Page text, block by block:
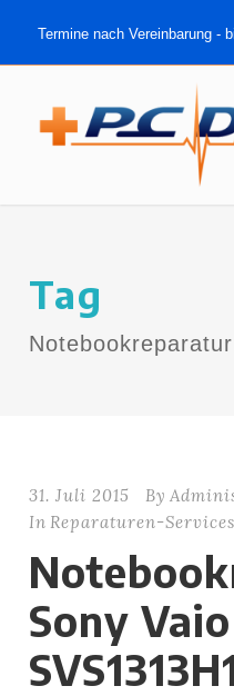
Termine nach Vereinbarung -
Tag
31. Juli 2015 By
In Reparaturen-Services
Sony Vaio